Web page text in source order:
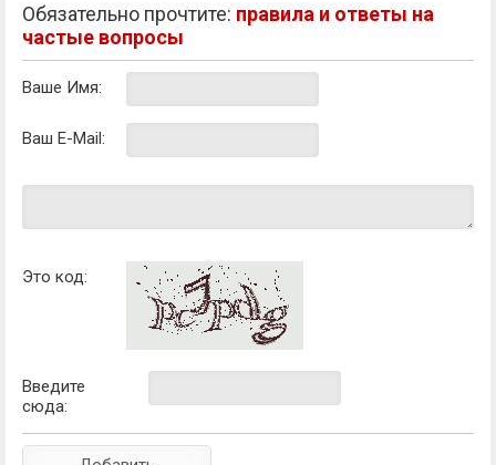
Обязательно прочтите: правила и ответы на
частые вопросы
Ваше Имя:
Ваш E-Mail:
Это код:
Введите
сюда: